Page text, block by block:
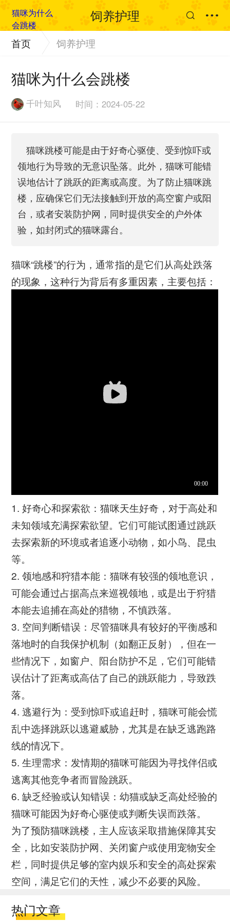
饲养护理
首页 饲养护理
猫咪为什么会跳楼
千叶知风 时间：2024-05-22
猫咪跳楼可能是由于好奇心驱使、受到惊吓或
领地行为导致的无意识坠落。此外，猫咪可能错
误地估计了跳跃的距离或高度。为了防止猫咪跳
楼，应确保它们无法接触到开放的高空窗户或阳
台，或者安装防护网，同时提供安全的户外体
验，如封闭式的猫咪露台。
猫咪“跳楼”的行为，通常指的是它们从高处跌落
的现象，这种行为背后有多重因素，主要包括：
1. 好奇心和探索欲：猫咪天生好奇，对于高处和
未知领域充满探索欲望。它们可能试图通过跳跃
去探索新的环境或者追逐小动物，如小鸟、昆虫
等。
2. 领地感和狩猎本能：猫咪有较强的领地意识，
可能会通过占据高点来巡视领地，或是出于狩猎
本能去追捕在高处的猎物，不慎跌落。
3. 空间判断错误：尽管猫咪具有较好的平衡感和
落地时的自我保护机制（如翻正反射），但在一
些情况下，如窗户、阳台防护不足，它们可能错
误估计了距离或高估了自己的跳跃能力，导致跌
落。
4. 逃避行为：受到惊吓或追赶时，猫咪可能会慌
乱中选择跳跃以逃避威胁，尤其是在缺乏逃跑路
线的情况下。
5. 生理需求：发情期的猫咪可能因为寻找伴侣或
逃离其他竞争者而冒险跳跃。
6. 缺乏经验或认知错误：幼猫或缺乏高处经验的
猫咪可能因为好奇心驱使或判断失误而跌落。
为了预防猫咪跳楼，主人应该采取措施保障其安
全，比如安装防护网、关闭窗户或使用宠物安全
栏，同时提供足够的室内娱乐和安全的高处探索
空间，满足它们的天性，减少不必要的风险。
热门文章